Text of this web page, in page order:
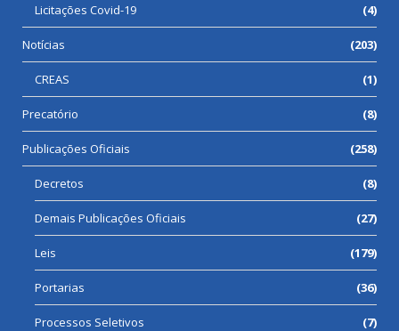
Licitações Covid-19 (4)
Notícias (203)
CREAS (1)
Precatório (8)
Publicações Oficiais (258)
Decretos (8)
Demais Publicações Oficiais (27)
Leis (179)
Portarias (36)
Processos Seletivos (7)